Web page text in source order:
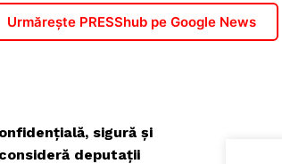
Urmărește PRESShub pe Google News
sigură și
deputații